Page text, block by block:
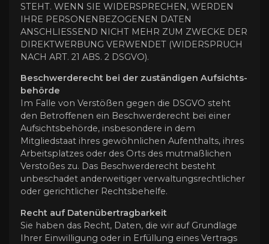
STEHT. WENN SIE WIDERSPRECHEN, WERDEN
IHRE PERSONENBEZOGENEN DATEN
ANSCHLIESSEND NICHT MEHR ZUM ZWECKE DER
DIREKTWERBUNG VERWENDET (WIDERSPRUCH
NACH ART. 21 ABS. 2 DSGVO).
Beschwerde­recht bei der zuständigen Aufsichts­
behörde
Im Falle von Verstößen gegen die DSGVO steht
den Betroffenen ein Beschwerderecht bei einer
Aufsichtsbehörde, insbesondere in dem
Mitgliedstaat ihres gewöhnlichen Aufenthalts, ihres
Arbeitsplatzes oder des Orts des mutmaßlichen
Verstoßes zu. Das Beschwerderecht besteht
unbeschadet anderweitiger verwaltungsrechtlicher
oder gerichtlicher Rechtsbehelfe.
Recht auf Daten­übertrag­barkeit
Sie haben das Recht, Daten, die wir auf Grundlage
Ihrer Einwilligung oder in Erfüllung eines Vertrags